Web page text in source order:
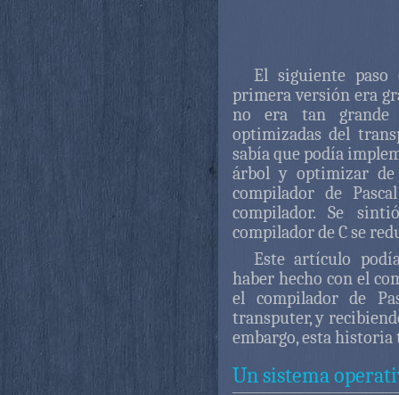
El siguiente
primera versión era
no era tan grande
optimizadas del
sabía que podía
árbol y optimizar
compilador de
compilador. Se
compilador de C se
Este artículo
haber hecho con el
el compilador de
transputer, y
embargo, esta
Un sistema